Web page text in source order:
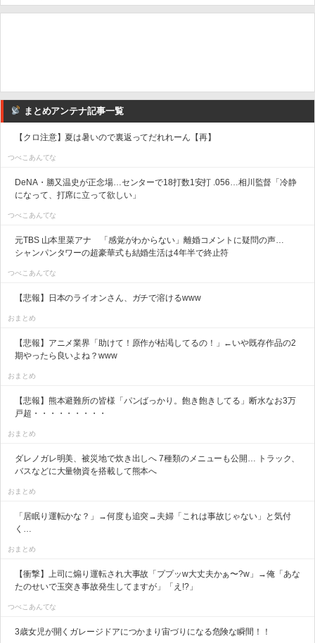
まとめアンテナ記事一覧
【クロ注意】夏は暑いので裏返ってだれれーん【再】
つべこあんてな
DeNA・勝又温史が正念場…センターで18打数1安打 .056…相川監督「冷静
になって、打席に立って欲しい」
つべこあんてな
元TBS 山本里菜アナ 「感覚がわからない」離婚コメントに疑問の声…
シャンパンタワーの超豪華式も結婚生活は4年半で終止符
つべこあんてな
【悲報】日本のライオンさん、ガチで溶けるwww
おまとめ
【悲報】アニメ業界「助けて！原作が枯渇してるの！」←いや既存作品の2
期やったら良いよね？www
おまとめ
【悲報】熊本避難所の皆様「パンばっかり。飽き飽きしてる」断水なお3万
戸超・・・・・・・・・
おまとめ
ダレノガレ明美、被災地で炊き出しへ 7種類のメニューも公開… トラック、
バスなどに大量物資を搭載して熊本へ
おまとめ
「居眠り運転かな？」→何度も追突→夫婦「これは事故じゃない」と気付
く…
おまとめ
【衝撃】上司に煽り運転され大事故「ププッw大丈夫かぁ〜?w」→俺「あな
たのせいで玉突き事故発生してますが」「え!?」
つべこあんてな
3歳女児が開くガレージドアにつかまり宙づりになる危険な瞬間！！